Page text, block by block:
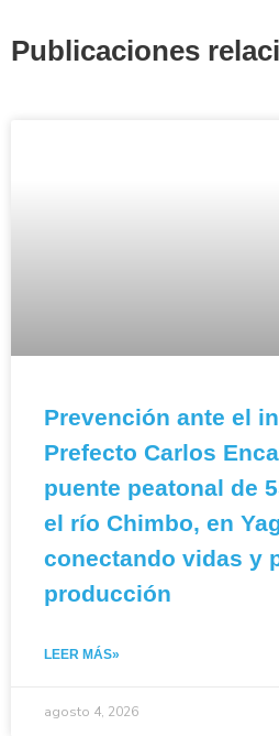
Publicaciones
Prevención ante el
Prefecto Carlos
puente peatonal de
el río Chimbo, en
conectando vidas y
producción
LEER MÁS»
agosto 4, 2026